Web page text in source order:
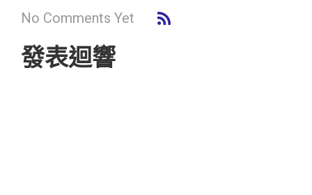
No Comments Yet
發表迴響